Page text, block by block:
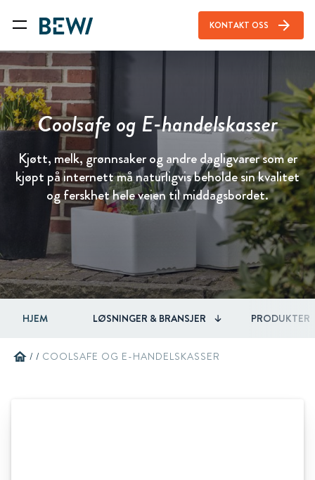
KONTAKT OSS arrow_forward
Coolsafe og E-handelskasser
Kjøtt, melk, grønnsaker og andre dagligvarer som er
kjøpt på internett må naturligvis beholde sin kvalitet
og ferskhet hele veien til middagsbordet.
HJEM LØSNINGER & BRANSJER PRODUKTER
home / / COOLSAFE OG E-HANDELSKASSER